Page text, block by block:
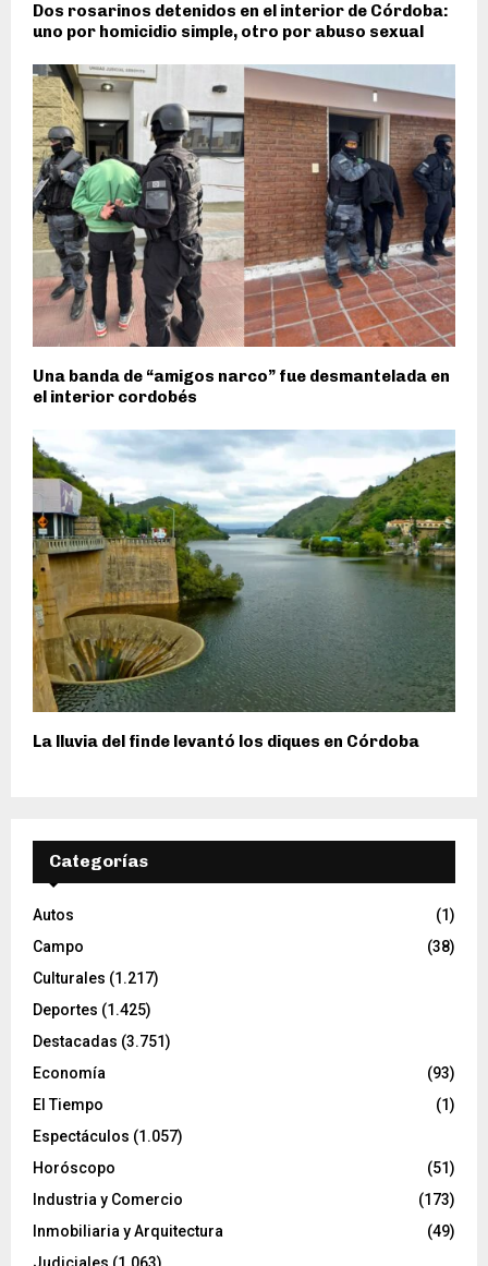
Dos rosarinos detenidos en el interior de Córdoba:
uno por homicidio simple, otro por abuso sexual
Una banda de “amigos narco” fue desmantelada en
el interior cordobés
La lluvia del finde levantó los diques en Córdoba
Categorías
Autos
(1)
Campo
(38)
Culturales (1.217)
Deportes (1.425)
Destacadas (3.751)
Economía
(93)
El Tiempo
(1)
Espectáculos (1.057)
Horóscopo
(51)
Industria y Comercio
(173)
Inmobiliaria y Arquitectura
(49)
Judiciales (1.063)